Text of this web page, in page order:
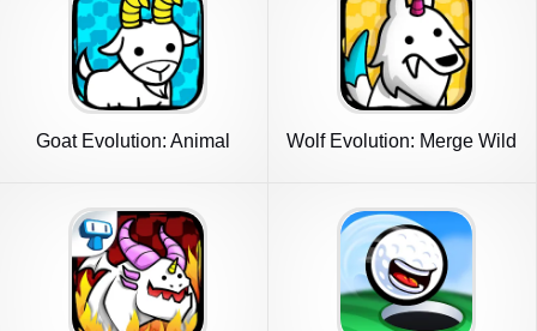
Goat Evolution: Animal
Wolf Evolution: Merge Wild